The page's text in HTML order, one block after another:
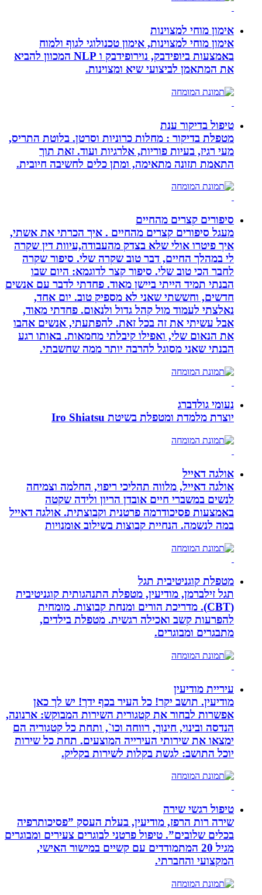
אימון מוחי למצוינות
אימון מוחי למצוינות, אימון טכנולוגי לגוף ולמוח
באמצעות ביופידבק, נוירופידבק ו NLP המכוון להביא
את המתאמן לביצועי שיא ומצוינות.
טיפול בדיקור ענת
מטפלת בדיקור : מחלות כרוניות וסרטן. בלוטת התריס,
מעי רגיז, בעיות פוריות, אלרגיות ועוד. זאת תוך
התאמת תזונה מתאימה, ומתן כלים לחשיבה חיובית.
סיפורים קצרים מהחיים
מעגל סיפורים קצרים מהחיים . איך הכרתי את אשתי,
איך פיטרו אולי שלא בצדק מהעבודה,עיוות דין שקרה
לי במהלך החיים, דבר טוב שקרה שלי. סיפור שקרה
לחבר הכי טוב שלי. סיפור קצר לדוגמא: היום שבו
הבנתי תמיד הייתי ביישן מאוד. פחדתי לדבר עם אנשים
חדשים, וחששתי שאני לא מספיק טוב. יום אחד,
נאלצתי לעמוד מול קהל גדול ולנאום. פחדתי מאוד,
אבל עשיתי את זה בכל זאת. להפתעתי, אנשים אהבו
את הנאום שלי, ואפילו קיבלתי מחמאות. באותו רגע
הבנתי שאני מסוגל להרבה יותר ממה שחשבתי.
נעומי גולדברג
יוצרת מלמדת ומטפלת בשיטת Iro Shiatsu
אולגה דאייל
אולגה דאייל, מלווה תהליכי ריפוי, החלמה וצמיחה
לנשים במשברי חיים אובדן הריון ולידה שקטה
באמצעות פסיכודרמה פרטנית וקבוצתית. אולגה דאייל
במה לנשמה. ‏הנחיית קבוצות בשילוב אומנויות‏
מטפלת קוגניטיבית תגל
תגל זילברמן, מודיעין, מטפלת התנהגותית קוגניטיבית
(CBT). מדריכת הורים ומנחת קבוצות. מומחית
להפרעות קשב ואכילה רגשית. מטפלת בילדים,
מתבגרים ומבוגרים.
עיריית מודיעין
מודיעין. תושב יקר! כל העיר בכף ידך! יש לך כאן
אפשרות לבחור את קטגורית השירות המבוקש: ארנונה,
הנדסה ובינוי, חינוך, רווחה וכו`, ותחת כל קטגוריה הם
ימצאו את שירותי העירייה המוצעים. תחת כל שירות
יוכל התושב: לגשת בקלות לשירות בקליק.
טיפול רגשי שירה
שירה רות הרפז, מודיעין, בעלת העסק ”פסיכותרפיה
בכלים שלובים”. טיפול פרטני לבוגרים צעירים ומבוגרים
מגיל 20 המתמודדים עם קשיים במישור האישי,
המקצועי והחברתי.